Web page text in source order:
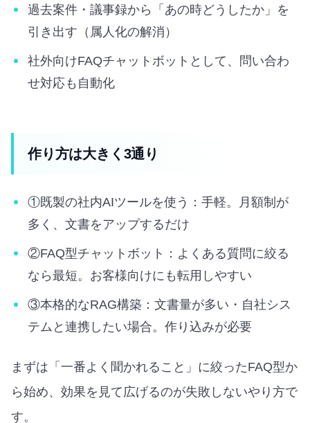
過去案件・議事録から「あの時どうしたか」を
引き出す（属人化の解消）
社外向けFAQチャットボットとして、問い合わ
せ対応も自動化
作り方は大きく3通り
①既製の社内AIツールを使う：手軽。月額制が
多く、文書をアップするだけ
②FAQ型チャットボット：よくある質問に絞る
なら最短。お客様向けにも転用しやすい
③本格的なRAG構築：文書量が多い・自社シス
テムと連携したい場合。作り込みが必要
まずは「一番よく聞かれること」に絞ったFAQ型か
ら始め、効果を見て広げるのが失敗しないやり方で
す。